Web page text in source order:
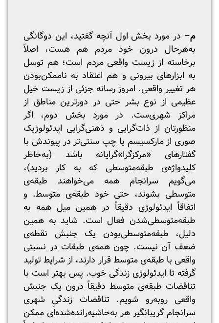
م– در مورد بخش اول آنچه گفتید، این دوگانگی
به‌هرحال درون خود مردم هم هست، اصلاً
برخاسته از زیست واقعی مردم است؛ هم توسل
به ابزارهای بیرونی و هم اعتقاد به ناممکن‌بودن
هر تغییر واقعی. امروز رسانه جزئی از زیست خیل
عظیمی از نوع بشر حتی در دورترین مناطق از
مراکز شهری‌ست. در مورد بخش دوم، اگر
منظورتان از ذات‌گرایی و ذهنی‌گرایی ایدئولوژیک
صوری از مارکسیسم یا چپ سنتی‌تر در پیوندش با
گفتارهای «مرکزگرا»گرایانه باشد (به‌خاطر
کلید‌واژه‌ی طبقه‌متوسطی که به کار بردید)،
می‌گویم سرانجام همه می‌خواهند طبقه‌ی
متوسطی بشوند، حتی خود طبقه‌ی متوسط. و
اتفاقاً ایدئولوژی دقیقاً در همین میل همه به
طبقه‌متوسطی‌شدن فعال است. شاید به همین
دلیل، طبقه‌متوسطی‌بودن یک جنبش نقطه‌ی
ضعف آن نیست. چون همه‌ی طبقات در نسبتی
واقعی با طبقه‌ی متوسط قرار دارند، از شرایط تولید
گرفته تا ایدئولوژی زندگی خوب. پس بهتر است با
تناقضات طبقه‌ی متوسط دقیقاً‌ درون یک جنبش
واقعی روبه‌رو شویم. تناقضات زندگیِ شهری
سرانجام گریبانگیر هر به‌حاشیه‌رانده‌شده‌ای ممکن